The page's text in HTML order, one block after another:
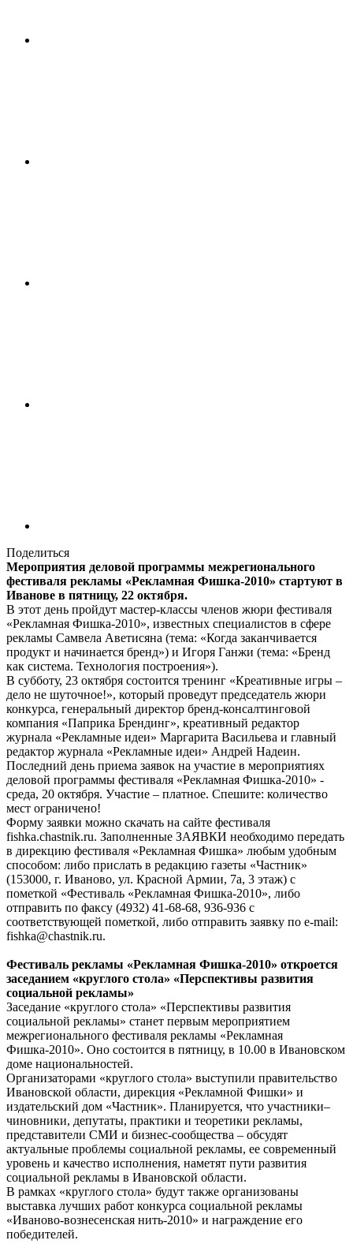
Поделиться
Мероприятия деловой программы межрегионального
фестиваля рекламы «Рекламная Фишка-2010» стартуют в
Иванове в пятницу, 22 октября.
В этот день пройдут мастер-классы членов жюри фестиваля
«Рекламная Фишка-2010», известных специалистов в сфере
рекламы Самвела Аветисяна (тема: «Когда заканчивается
продукт и начинается бренд») и Игоря Ганжи (тема: «Бренд
как система. Технология построения»).
В субботу, 23 октября состоится тренинг «Креативные игры –
дело не шуточное!», который проведут председатель жюри
конкурса, генеральный директор бренд-консалтинговой
компания «Паприка Брендинг», креативный редактор
журнала «Рекламные идеи» Маргарита Васильева и главный
редактор журнала «Рекламные идеи» Андрей Надеин.
Последний день приема заявок на участие в мероприятиях
деловой программы фестиваля «Рекламная Фишка-2010» -
среда, 20 октября. Участие – платное. Спешите: количество
мест ограничено!
Форму заявки можно скачать на сайте фестиваля
fishka.chastnik.ru. Заполненные ЗАЯВКИ необходимо передать
в дирекцию фестиваля «Рекламная Фишка» любым удобным
способом: либо прислать в редакцию газеты «Частник»
(153000, г. Иваново, ул. Красной Армии, 7а, 3 этаж) с
пометкой «Фестиваль «Рекламная Фишка-2010», либо
отправить по факсу (4932) 41-68-68, 936-936 с
соответствующей пометкой, либо отправить заявку по e-mail:
fishka@chastnik.ru.
Фестиваль рекламы «Рекламная Фишка-2010» откроется
заседанием «круглого стола» «Перспективы развития
социальной рекламы»
Заседание «круглого стола» «Перспективы развития
социальной рекламы» станет первым мероприятием
межрегионального фестиваля рекламы «Рекламная
Фишка-2010». Оно состоится в пятницу, в 10.00 в Ивановском
доме национальностей.
Организаторами «круглого стола» выступили правительство
Ивановской области, дирекция «Рекламной Фишки» и
издательский дом «Частник». Планируется, что участники–
чиновники, депутаты, практики и теоретики рекламы,
представители СМИ и бизнес-сообщества – обсудят
актуальные проблемы социальной рекламы, ее современный
уровень и качество исполнения, наметят пути развития
социальной рекламы в Ивановской области.
В рамках «круглого стола» будут также организованы
выставка лучших работ конкурса социальной рекламы
«Иваново-вознесенская нить-2010» и награждение его
победителей.